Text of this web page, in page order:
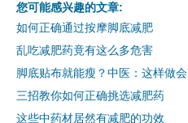
您可能感兴趣的文章:
如何正确通过按摩脚底减肥
乱吃减肥药竟有这么多危害
脚底贴布就能瘦？中医：这样做
三招教你如何正确挑选减肥药
这些中药材居然有减肥的功效